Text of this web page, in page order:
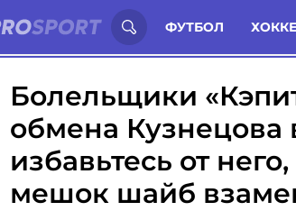
ФУТБОЛ
Иностранцы о спорте России: Статьи
Болельщики
обмена Кузнецова
избавьтесь от
мешок шайб